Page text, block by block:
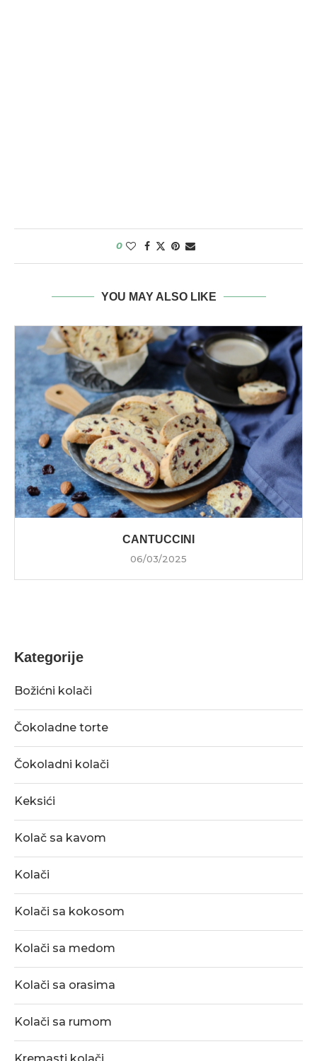
0
YOU MAY ALSO LIKE
CANTUCCINI
06/03/2025
Kategorije
Božićni kolači
Čokoladne torte
Čokoladni kolači
Keksići
Kolač sa kavom
Kolači
Kolači sa kokosom
Kolači sa medom
Kolači sa orasima
Kolači sa rumom
Kremasti kolači